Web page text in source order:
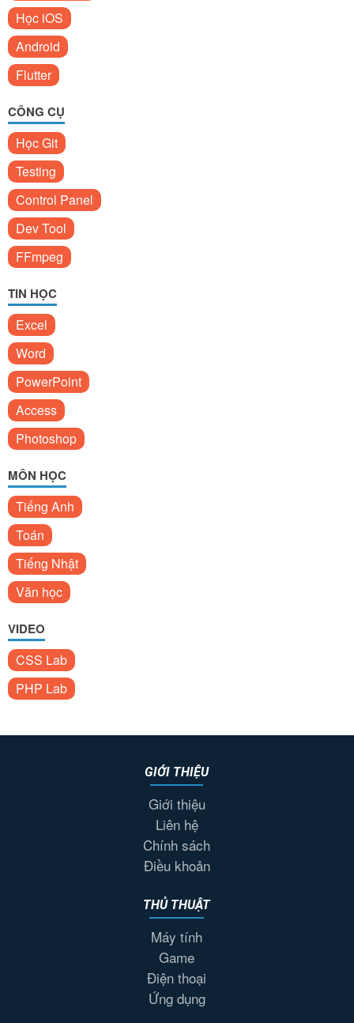
Học iOS
Android
Flutter
CÔNG CỤ
Học Git
Testing
Control Panel
Dev Tool
FFmpeg
TIN HỌC
Excel
Word
PowerPoint
Access
Photoshop
MÔN HỌC
Tiếng Anh
Toán
Tiếng Nhật
Văn học
VIDEO
CSS Lab
PHP Lab
GIỚI THIỆU
Giới thiệu
Liên hệ
Chính sách
Điều khoản
THỦ THUẬT
Máy tính
Game
Điện thoại
Ứng dụng